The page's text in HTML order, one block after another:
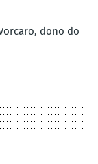
dono do